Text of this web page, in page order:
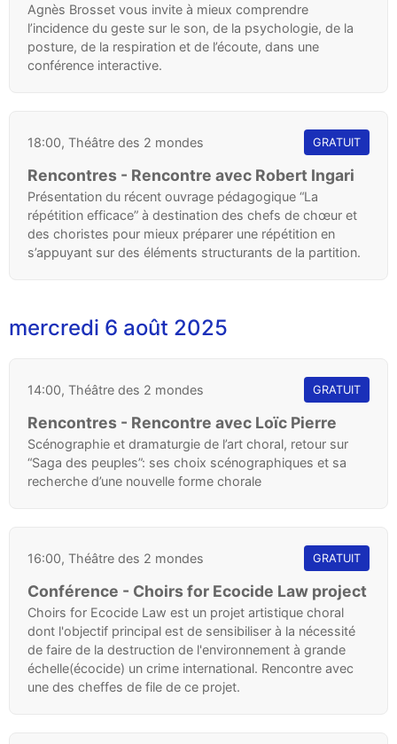
Agnès Brosset vous invite à mieux comprendre
l’incidence du geste sur le son, de la psychologie, de la
posture, de la respiration et de l’écoute, dans une
conférence interactive.
18:00, Théâtre des 2 mondes GRATUIT
Rencontres - Rencontre avec Robert Ingari
Présentation du récent ouvrage pédagogique “La
répétition efficace” à destination des chefs de chœur et
des choristes pour mieux préparer une répétition en
s’appuyant sur des éléments structurants de la partition.
mercredi 6 août 2025
14:00, Théâtre des 2 mondes GRATUIT
Rencontres - Rencontre avec Loïc Pierre
Scénographie et dramaturgie de l’art choral, retour sur
“Saga des peuples”: ses choix scénographiques et sa
recherche d’une nouvelle forme chorale
16:00, Théâtre des 2 mondes GRATUIT
Conférence - Choirs for Ecocide Law project
Choirs for Ecocide Law est un projet artistique choral
dont l'objectif principal est de sensibiliser à la nécessité
de faire de la destruction de l'environnement à grande
échelle(écocide) un crime international. Rencontre avec
une des cheffes de file de ce projet.